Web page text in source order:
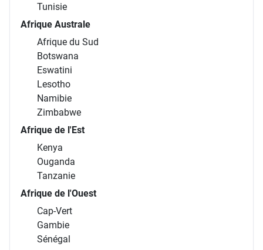
Tunisie
Afrique Australe
Afrique du Sud
Botswana
Eswatini
Lesotho
Namibie
Zimbabwe
Afrique de l'Est
Kenya
Ouganda
Tanzanie
Afrique de l'Ouest
Cap-Vert
Gambie
Sénégal